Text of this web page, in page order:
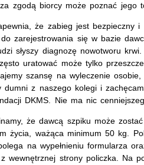
zgodą biorcy może poznać jego
że zabieg jest bezpieczny
zarejestrowania się w bazie
słyszy diagnozę nowotworu
uratować może tylko
szansę na wyleczenie
dumni z naszego kolegi i
DKMS. Nie ma nic
że dawcą szpiku może
życia, ważąca minimum 50 kg.
na wypełnieniu formularza
wewnętrznej strony policzka. Na